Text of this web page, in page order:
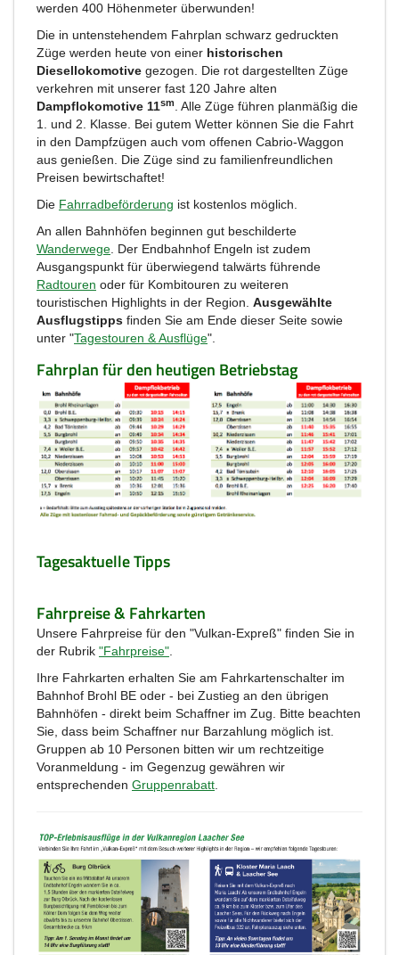
werden 400 Höhenmeter überwunden!
Die in untenstehendem Fahrplan schwarz gedruckten
Züge werden heute von einer historischen
Diesellokomotive gezogen. Die rot dargestellten Züge
verkehren mit unserer fast 120 Jahre alten
Dampflokomotive 11sm. Alle Züge führen planmäßig die
1. und 2. Klasse. Bei gutem Wetter können Sie die Fahrt
in den Dampfzügen auch vom offenen Cabrio-Waggon
aus genießen. Die Züge sind zu familienfreundlichen
Preisen bewirtschaftet!
Die Fahrradbeförderung ist kostenlos möglich.
An allen Bahnhöfen beginnen gut beschilderte
Wanderwege. Der Endbahnhof Engeln ist zudem
Ausgangspunkt für überwiegend talwärts führende
Radtouren oder für Kombitouren zu weiteren
touristischen Highlights in der Region. Ausgewählte
Ausflugstipps finden Sie am Ende dieser Seite sowie
unter "Tagestouren & Ausflüge".
Fahrplan für den heutigen Betriebstag
Tagesaktuelle Tipps
Fahrpreise & Fahrkarten
Unsere Fahrpreise für den "Vulkan-Expreß" finden Sie in
der Rubrik "Fahrpreise".
Ihre Fahrkarten erhalten Sie am Fahrkartenschalter im
Bahnhof Brohl BE oder - bei Zustieg an den übrigen
Bahnhöfen - direkt beim Schaffner im Zug. Bitte beachten
Sie, dass beim Schaffner nur Barzahlung möglich ist.
Gruppen ab 10 Personen bitten wir um rechtzeitige
Voranmeldung - im Gegenzug gewähren wir
entsprechenden Gruppenrabatt.